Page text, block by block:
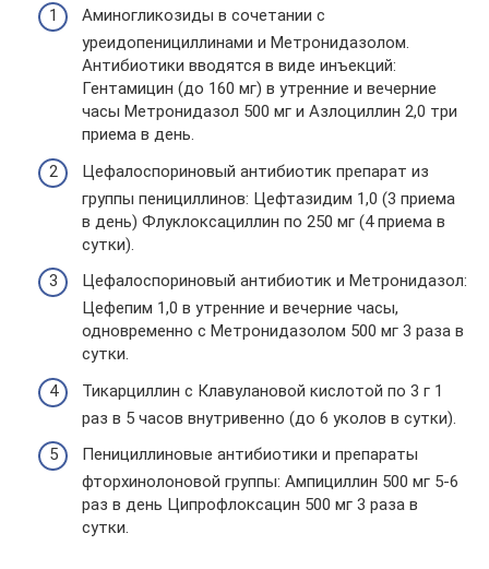
Аминогликозиды в сочетании с
уреидопенициллинами и Метронидазолом.
Антибиотики вводятся в виде инъекций:
Гентамицин (до 160 мг) в утренние и вечерние
часы Метронидазол 500 мг и Азлоциллин 2,0 три
приема в день.
Цефалоспориновый антибиотик препарат из
группы пенициллинов: Цефтазидим 1,0 (3 приема
в день) Флуклоксациллин по 250 мг (4 приема в
сутки).
Цефалоспориновый антибиотик и Метронидазол:
Цефепим 1,0 в утренние и вечерние часы,
одновременно с Метронидазолом 500 мг 3 раза в
сутки.
Тикарциллин с Клавулановой кислотой по 3 г 1
раз в 5 часов внутривенно (до 6 уколов в сутки).
Пенициллиновые антибиотики и препараты
фторхинолоновой группы: Ампициллин 500 мг 5-6
раз в день Ципрофлоксацин 500 мг 3 раза в
сутки.